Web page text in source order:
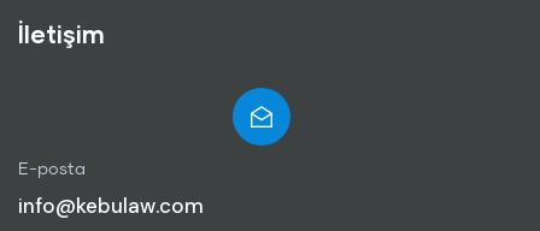
İletişim
E-posta
info@kebulaw.com